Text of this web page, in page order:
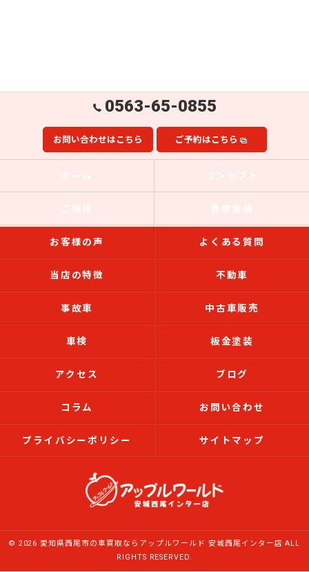
0563-65-0855
お問い合わせはこちら ご予約はこちら
お客様の声 よくある質問
当店の特徴 不動車
事故車 中古車販売
車検 板金塗装
アクセス ブログ
コラム お問い合わせ
プライバシーポリシー サイトマップ
© 2026 愛知県西尾市の車買取ならアップルワールド 安城西尾インター店 ALL
RIGHTS RESERVED.